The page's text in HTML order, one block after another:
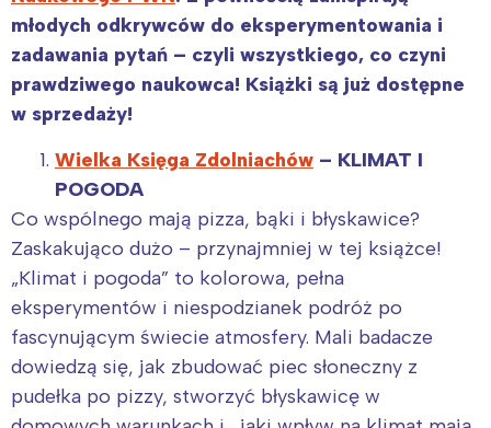
młodych odkrywców do eksperymentowania i
zadawania pytań – czyli wszystkiego, co czyni
prawdziwego naukowca! Książki są już dostępne
w sprzedaży!
Wielka Księga Zdolniachów – KLIMAT I
POGODA
Co wspólnego mają pizza, bąki i błyskawice?
Zaskakująco dużo – przynajmniej w tej książce!
„Klimat i pogoda” to kolorowa, pełna
eksperymentów i niespodzianek podróż po
fascynującym świecie atmosfery. Mali badacze
dowiedzą się, jak zbudować piec słoneczny z
pudełka po pizzy, stworzyć błyskawicę w